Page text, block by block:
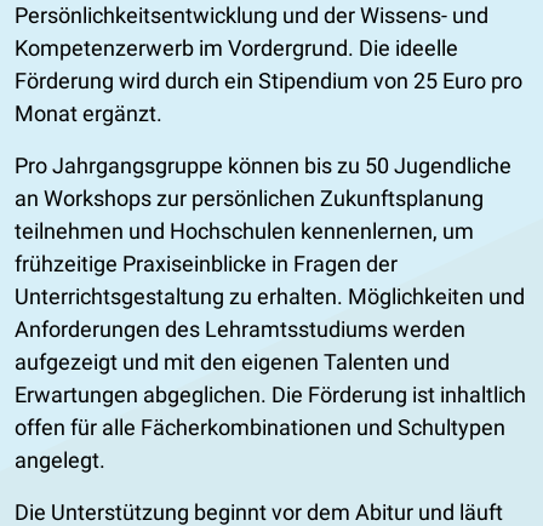
Persönlichkeitsentwicklung und der Wissens- und
Kompetenzerwerb im Vordergrund. Die ideelle
Förderung wird durch ein Stipendium von 25 Euro pro
Monat ergänzt.
Pro Jahrgangsgruppe können bis zu 50 Jugendliche
an Workshops zur persönlichen Zukunftsplanung
teilnehmen und Hochschulen kennenlernen, um
frühzeitige Praxiseinblicke in Fragen der
Unterrichtsgestaltung zu erhalten. Möglichkeiten und
Anforderungen des Lehramtsstudiums werden
aufgezeigt und mit den eigenen Talenten und
Erwartungen abgeglichen. Die Förderung ist inhaltlich
offen für alle Fächerkombinationen und Schultypen
angelegt.
Die Unterstützung beginnt vor dem Abitur und läuft